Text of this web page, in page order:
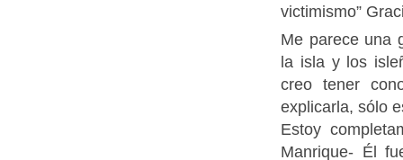
victimismo”
Me parece una
la isla y los
creo tener
explicarla, sólo
Estoy
Manrique- Él